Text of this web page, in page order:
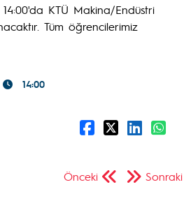
KTÜ Makina/Endüstri
Tüm öğrencilerimiz
14:00
Önceki Sonraki